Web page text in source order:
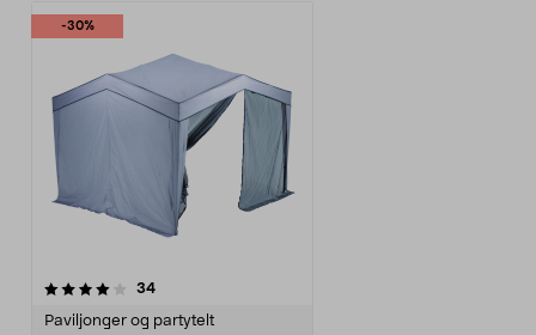
-30%
34anmeldelser
Paviljonger og partytelt